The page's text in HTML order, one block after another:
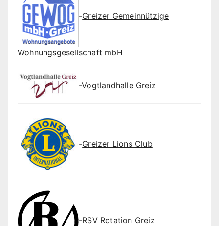
-Greizer Gemeinnützige
Wohnungsgesellschaft mbH
-Vogtlandhalle Greiz
-Greizer Lions Club
-RSV Rotation Greiz